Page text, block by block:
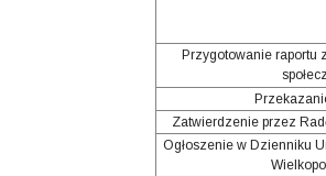
Przygotowanie raportu
Zatwierdzenie przez
Ogłoszenie w Dzienniku